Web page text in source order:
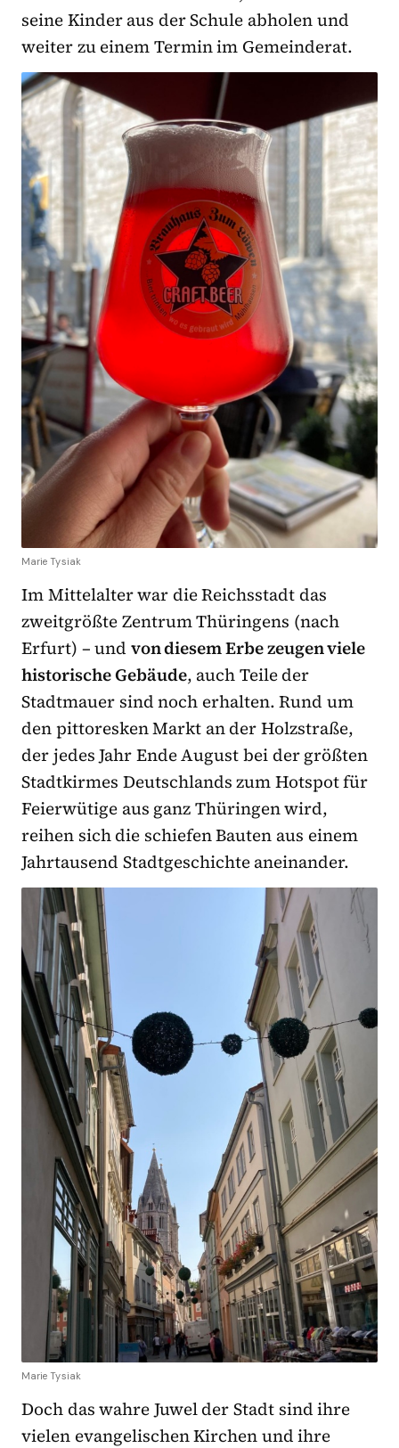
seine Kinder aus der Schule abholen und
weiter zu einem Termin im Gemeinderat.
Marie Tysiak
Im Mittelalter war die Reichsstadt das
zweitgrößte Zentrum Thüringens (nach
Erfurt) – und von diesem Erbe zeugen viele
historische Gebäude, auch Teile der
Stadtmauer sind noch erhalten. Rund um
den pittoresken Markt an der Holzstraße,
der jedes Jahr Ende August bei der größten
Stadtkirmes Deutschlands zum Hotspot für
Feierwütige aus ganz Thüringen wird,
reihen sich die schiefen Bauten aus einem
Jahrtausend Stadtgeschichte aneinander.
Marie Tysiak
Doch das wahre Juwel der Stadt sind ihre
vielen evangelischen Kirchen und ihre